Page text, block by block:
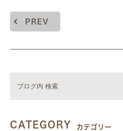
PREV
CATEGORY カテゴリー